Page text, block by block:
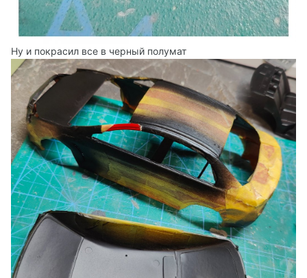
Ну и покрасил все в черный полумат